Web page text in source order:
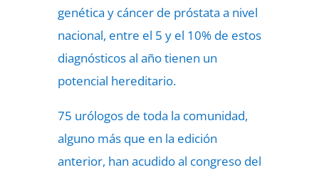
genética y cáncer de próstata a nivel
nacional, entre el 5 y el 10% de estos
diagnósticos al año tienen un
potencial hereditario.
75 urólogos de toda la comunidad,
alguno más que en la edición
anterior, han acudido al congreso del